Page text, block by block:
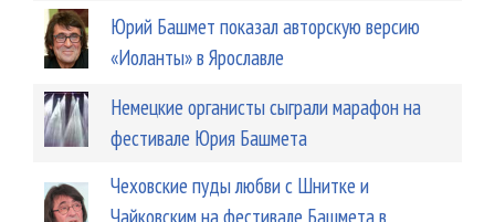
Юрий Башмет показал авторскую версию
«Иоланты» в Ярославле
Немецкие органисты сыграли марафон на
фестивале Юрия Башмета
Чеховские пуды любви с Шнитке и
Чайковским на фестивале Башмета в